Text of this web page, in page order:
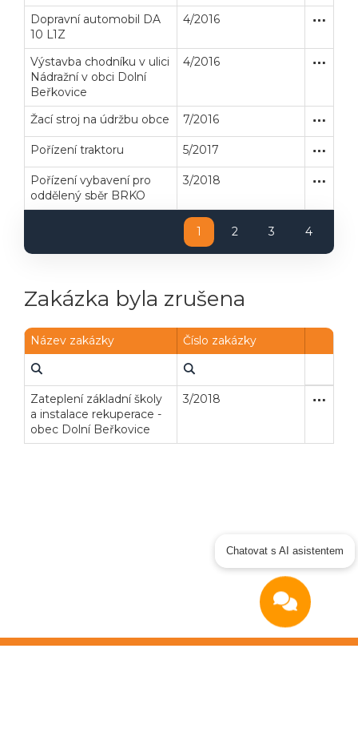
Dopravní automobil DA
10 L1Z
4/2016
Výstavba chodníku v ulici
Nádražní v obci Dolní
Beřkovice
4/2016
Žací stroj na údržbu obce 7/2016
Pořízení traktoru 5/2017
Pořízení vybavení pro
oddělený sběr BRKO
3/2018
1 2 3 4
Zakázka byla zrušena
Název zakázky Číslo zakázky
Zateplení základní školy
a instalace rekuperace -
obec Dolní Beřkovice
3/2018
Chatovat s AI asistentem